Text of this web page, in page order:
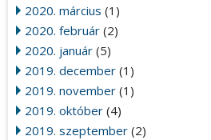
2020. március (1)
2020. február (2)
2020. január (5)
2019. december (1)
2019. november (1)
2019. október (4)
2019. szeptember (2)